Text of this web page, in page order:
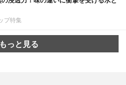
プ特集
もっと見る